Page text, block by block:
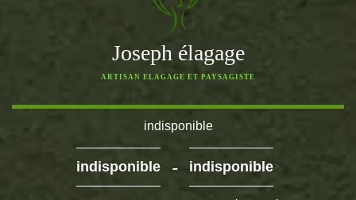
Joseph élagage
ARTISAN ELAGAGE ET PAYSAGISTE
indisponible
indisponible - indisponible>